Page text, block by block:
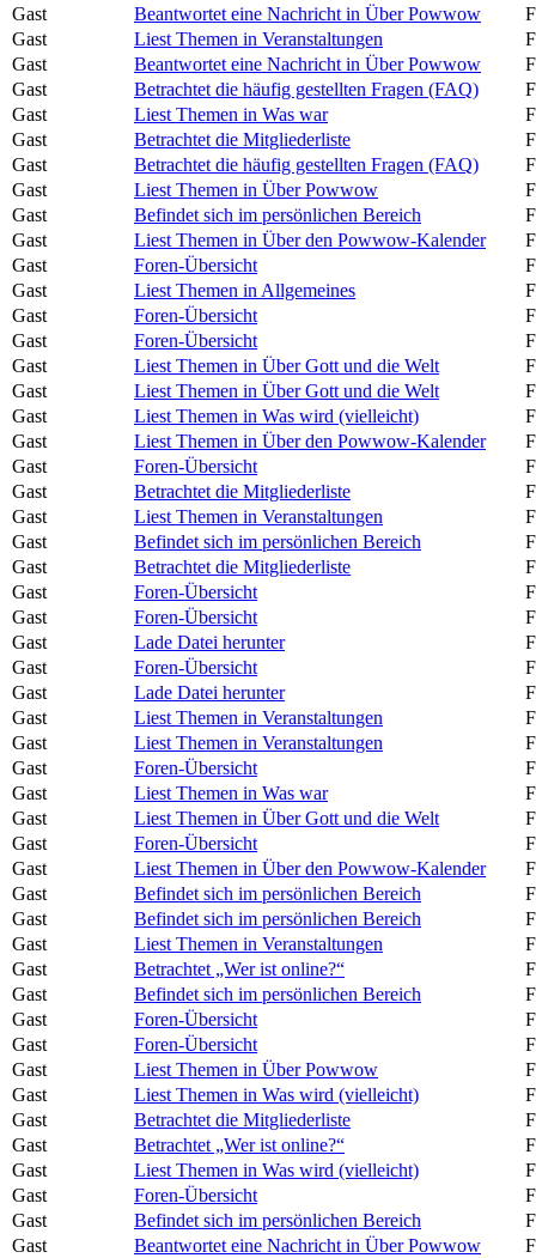
Gast
Beantwortet eine Nachricht in Über Powwow
Gast
Liest Themen in Veranstaltungen
Gast
Beantwortet eine Nachricht in Über Powwow
Gast
Betrachtet die häufig gestellten Fragen (FAQ)
Gast
Liest Themen in Was war
Gast
Betrachtet die Mitgliederliste
Gast
Betrachtet die häufig gestellten Fragen (FAQ)
Gast
Liest Themen in Über Powwow
Gast
Befindet sich im persönlichen Bereich
Gast
Liest Themen in Über den Powwow-Kalender
Gast
Foren-Übersicht
Gast
Liest Themen in Allgemeines
Gast
Foren-Übersicht
Gast
Foren-Übersicht
Gast
Liest Themen in Über Gott und die Welt
Gast
Liest Themen in Über Gott und die Welt
Gast
Liest Themen in Was wird (vielleicht)
Gast
Liest Themen in Über den Powwow-Kalender
Gast
Foren-Übersicht
Gast
Betrachtet die Mitgliederliste
Gast
Liest Themen in Veranstaltungen
Gast
Befindet sich im persönlichen Bereich
Gast
Betrachtet die Mitgliederliste
Gast
Foren-Übersicht
Gast
Foren-Übersicht
Gast
Lade Datei herunter
Gast
Foren-Übersicht
Gast
Lade Datei herunter
Gast
Liest Themen in Veranstaltungen
Gast
Liest Themen in Veranstaltungen
Gast
Foren-Übersicht
Gast
Liest Themen in Was war
Gast
Liest Themen in Über Gott und die Welt
Gast
Foren-Übersicht
Gast
Liest Themen in Über den Powwow-Kalender
Gast
Befindet sich im persönlichen Bereich
Gast
Befindet sich im persönlichen Bereich
Gast
Liest Themen in Veranstaltungen
Gast
Betrachtet „Wer ist online?“
Gast
Befindet sich im persönlichen Bereich
Gast
Foren-Übersicht
Gast
Foren-Übersicht
Gast
Liest Themen in Über Powwow
Gast
Liest Themen in Was wird (vielleicht)
Gast
Betrachtet die Mitgliederliste
Gast
Betrachtet „Wer ist online?“
Gast
Liest Themen in Was wird (vielleicht)
Gast
Foren-Übersicht
Gast
Befindet sich im persönlichen Bereich
Gast
Beantwortet eine Nachricht in Über Powwow